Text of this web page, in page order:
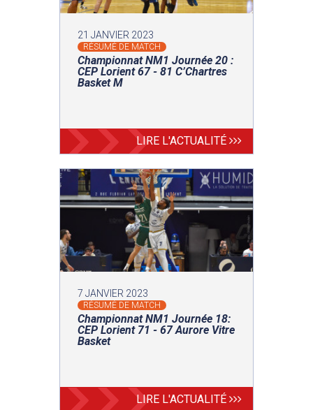
21 JANVIER 2023
RÉSUMÉ DE MATCH
Championnat NM1 Journée 20 :
CEP Lorient 67 - 81 C’Chartres
Basket M
LIRE L'ACTUALITÉ
7 JANVIER 2023
RÉSUMÉ DE MATCH
Championnat NM1 Journée 18:
CEP Lorient 71 - 67 Aurore Vitre
Basket
LIRE L'ACTUALITÉ